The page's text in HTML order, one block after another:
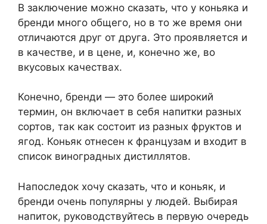
В заключение можно сказать, что у коньяка и
бренди много общего, но в то же время они
отличаются друг от друга. Это проявляется и
в качестве, и в цене, и, конечно же, во
вкусовых качествах.
Конечно, бренди — это более широкий
термин, он включает в себя напитки разных
сортов, так как состоит из разных фруктов и
ягод. Коньяк отнесен к французам и входит в
список виноградных дистиллятов.
Напоследок хочу сказать, что и коньяк, и
бренди очень популярны у людей. Выбирая
напиток, руководствуйтесь в первую очередь